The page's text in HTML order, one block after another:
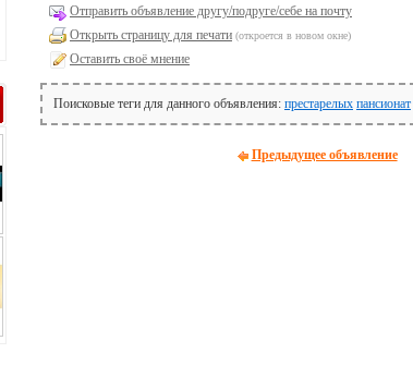
Отправить объявление другу/подруге/себе на почту
Открыть страницу для печати (откроется в новом окне)
Оставить своё мнение
Поисковые теги для данного объявления: престарелых пансионат
Предыдущее объявление